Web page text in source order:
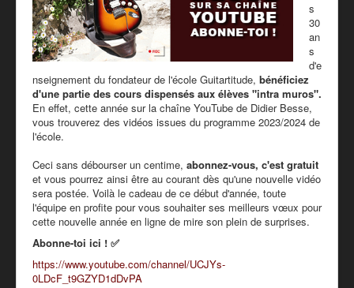
s
30
an
s
d'e
nseignement du fondateur de l'école Guitartitude, bénéficiez
d'une partie des cours dispensés aux élèves "intra muros".
En effet, cette année sur la chaîne YouTube de Didier Besse,
vous trouverez des vidéos issues du programme 2023/2024 de
l'école.
Ceci sans débourser un centime, abonnez-vous, c'est gratuit
et vous pourrez ainsi être au courant dès qu'une nouvelle vidéo
sera postée. Voilà le cadeau de ce début d'année, toute
l'équipe en profite pour vous souhaiter ses meilleurs vœux pour
cette nouvelle année en ligne de mire son plein de surprises.
Abonne-toi ici ! ✅
https://www.youtube.com/channel/UCJYs-
0LDcF_t9GZYD1dDvPA